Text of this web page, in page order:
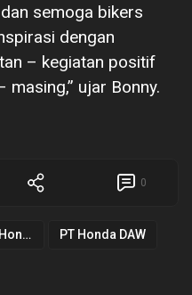
semoga bikers
dengan
– kegiatan positif
ujar Bonny.
0
Ikatan Motor Honda Sulut PT Honda DAW